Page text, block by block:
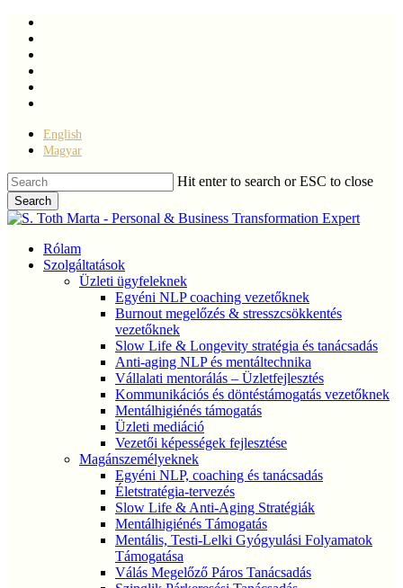
Skip
main
content
English
Magyar
Hit enter to search or ESC to close
Search
Close
Menu
Rólam
Szolgáltatások
Üzleti ügyfeleknek
Egyéni NLP coaching vezetőknek
Burnout megelőzés & stresszcsökkentés
vezetőknek
Slow Life & Longevity stratégia és tanácsadás
Anti-aging NLP és mentáltechnika
Vállalati mentorálás – Üzletfejlesztés
Kommunikációs és döntéstámogatás vezetőknek
Mentálhigiénés támogatás
Üzleti mediáció
Vezetői képességek fejlesztése
Magánszemélyeknek
Egyéni NLP, coaching és tanácsadás
Életstratégia-tervezés
Slow Life & Anti-Aging Stratégiák
Mentálhigiénés Támogatás
Mentális, Testi-Lelki Gyógyulási Folyamatok
Támogatása
Válás Megelőző Páros Tanácsadás